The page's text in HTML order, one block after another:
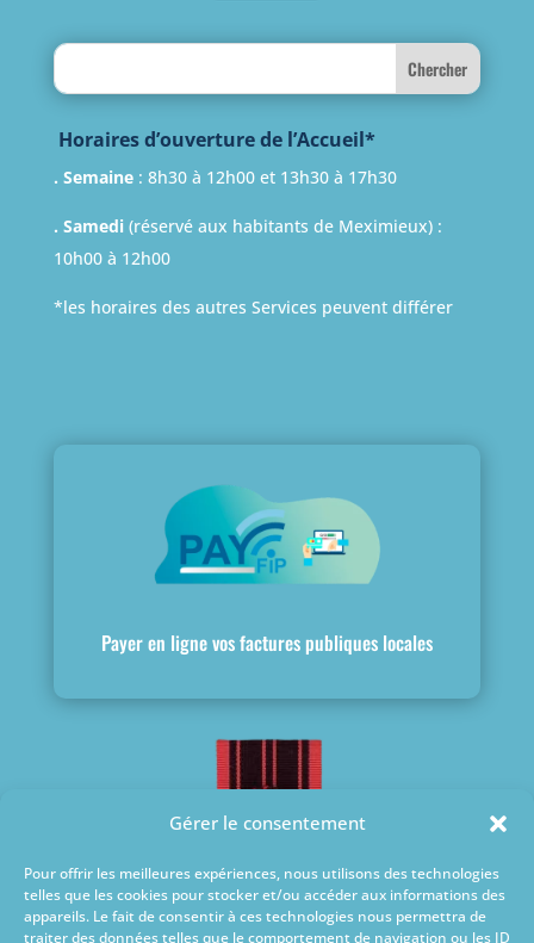
Gérer le consentement
Pour offrir les meilleures expériences, nous utilisons des technologies
telles que les cookies pour stocker et/ou accéder aux informations des
appareils. Le fait de consentir à ces technologies nous permettra de
traiter des données telles que le comportement de navigation ou les ID
Search
Horaires d’ouverture de l’Accueil*
. Semaine: 8h30 à 12h00 et 13h30 à 17h30
. Samedi(réservé aux habitants de Meximieux) :
10h00 à 12h00
*les horaires des autres Services peuvent différer
Payer en ligne vos factures publiques locales